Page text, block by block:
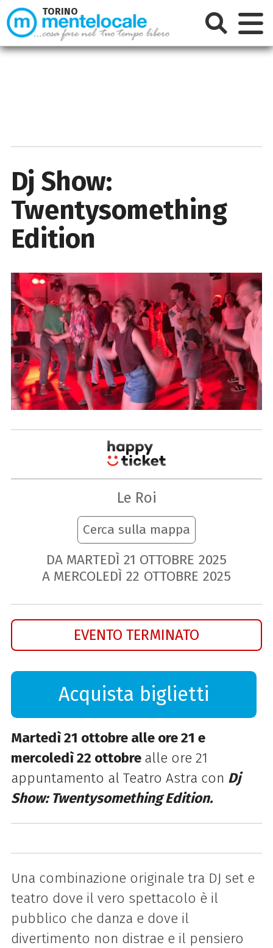
Dj Show:
Twentysomething
Edition
Le Roi
Cerca sulla mappa
DA MARTEDÌ 21 OTTOBRE 2025
A MERCOLEDÌ 22 OTTOBRE 2025
EVENTO TERMINATO
Acquista biglietti
Martedì 21 ottobre alle ore 21 e
mercoledì 22 ottobre alle ore 21
appuntamento al Teatro Astra con Dj
Show: Twentysomething Edition.
Una combinazione originale tra DJ set e
teatro dove il vero spettacolo è il
pubblico che danza e dove il
divertimento non distrae e il pensiero
TORINO